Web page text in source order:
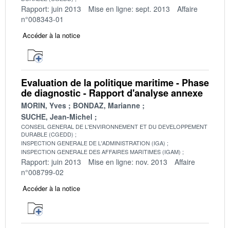
Rapport: juin 2013 Mise en ligne: sept. 2013
Affaire
n°008343-01
Accéder à la notice
Evaluation de la politique maritime - Phase
de diagnostic - Rapport d'analyse annexe
MORIN, Yves
BONDAZ, Marianne
SUCHE, Jean-Michel
CONSEIL GENERAL DE L'ENVIRONNEMENT ET DU DEVELOPPEMENT
DURABLE (CGEDD)
INSPECTION GENERALE DE L'ADMINISTRATION (IGA)
INSPECTION GENERALE DES AFFAIRES MARITIMES (IGAM)
Rapport: juin 2013 Mise en ligne: nov. 2013
Affaire
n°008799-02
Accéder à la notice